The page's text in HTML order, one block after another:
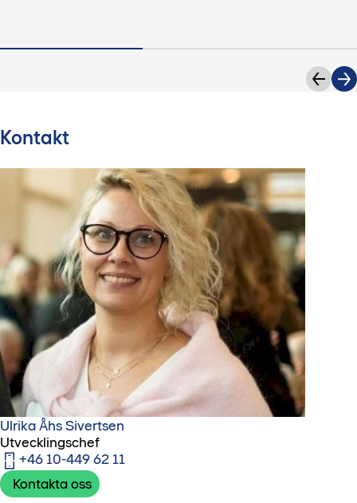
Kontakt
Ulrika Åhs Sivertsen
Utvecklingschef
+46 10-449 62 11
Kontakta oss